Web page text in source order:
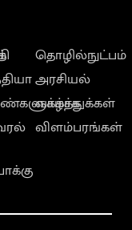
தொழில்நுட்பம்
அரசியல்
வாழ்த்துக்கள்
விளம்பரங்கள்